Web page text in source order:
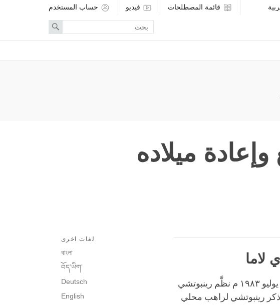
قائمة المصطلحات فيديو حساب المستخدم
search
term
Search
ميلاده
لغات اخرى
বাংলা
བོད་ཡིག་
Deutsch
English
لاما
كانت وفاة سيركونغ رينبوتشي لافتةً للنظر أكثر من حياته. ففي يوليو ١٩٨٣ م نظَّم رينبوتشي
ذكر رينبوتشي لراهب محلي